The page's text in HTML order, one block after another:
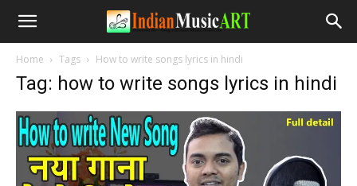
Home Tags How to write songs lyrics in hindi
Tag: how to write songs lyrics in hindi